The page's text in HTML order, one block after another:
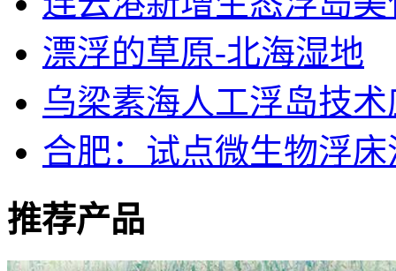
漂浮的草原-北海湿地
乌梁素海人工浮岛技
合肥：试点微生物浮
推荐产品